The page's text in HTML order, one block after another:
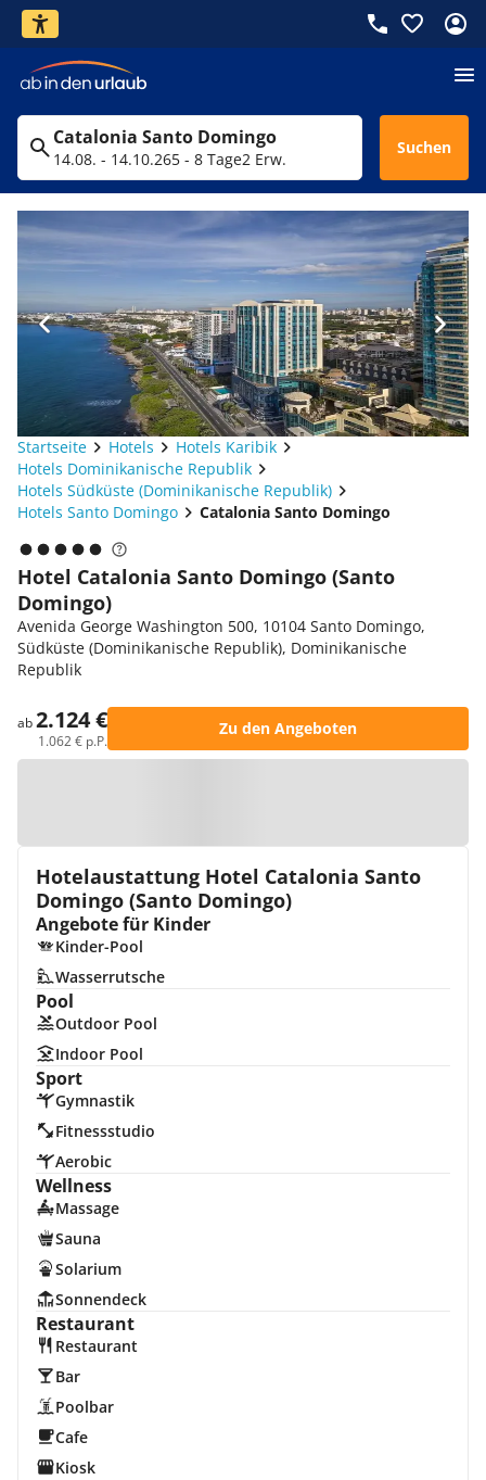
Catalonia Santo Domingo
14.08. - 14.10.265 - 8 Tage2 Erw.
Suchen
Startseite Hotels
Hotels Karibik
Hotels Dominikanische Republik
Hotels Südküste (Dominikanische Republik)
Hotels Santo Domingo
Catalonia Santo Domingo
Hotel Catalonia Santo Domingo (Santo
Domingo)
Avenida George Washington 500, 10104 Santo Domingo,
Südküste (Dominikanische Republik), Dominikanische
Republik
ab2.124 €
1.062 € p.P.
Zu den Angeboten
Hotelaustattung Hotel Catalonia Santo
Domingo (Santo Domingo)
Angebote für Kinder
Kinder-Pool
Wasserrutsche
Pool
Outdoor Pool
Indoor Pool
Sport
Gymnastik
Fitnessstudio
Aerobic
Wellness
Massage
Sauna
Solarium
Sonnendeck
Restaurant
Restaurant
Bar
Poolbar
Cafe
Kiosk